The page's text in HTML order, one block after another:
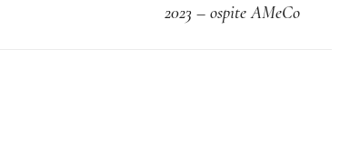
2023 – ospite AMeCo